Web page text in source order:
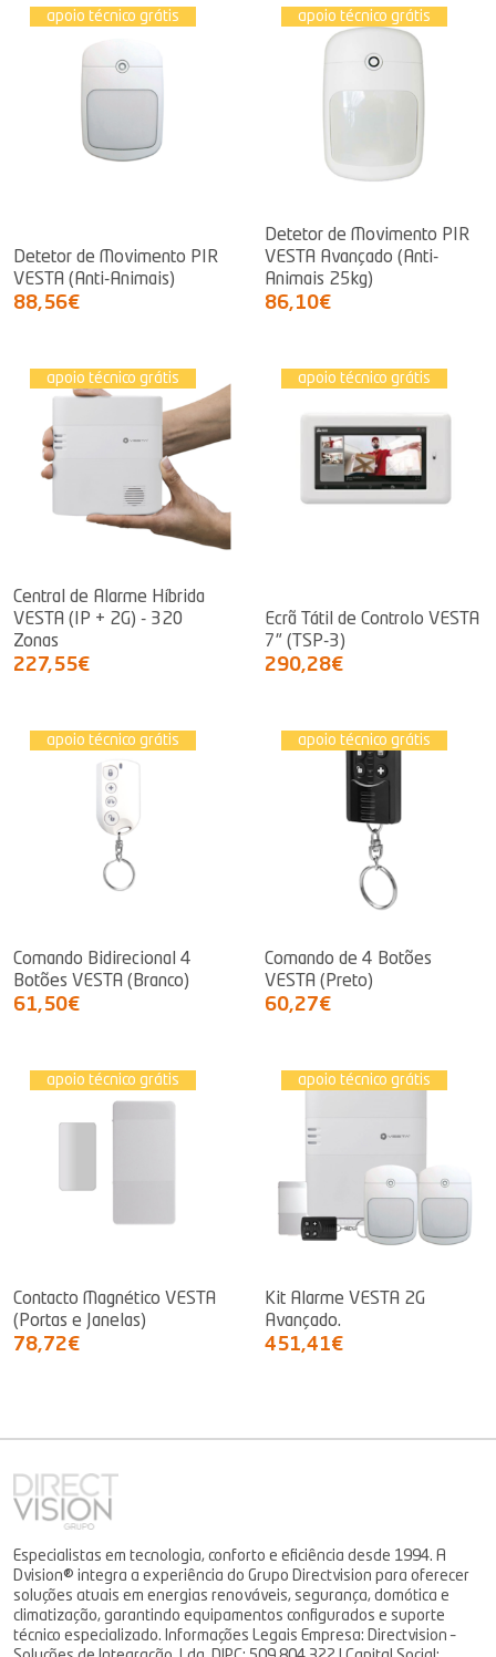
apoio técnico grátis
Detetor de Movimento PIR
VESTA (Anti-Animais)
88,56€
apoio técnico grátis
Detetor de Movimento PIR
VESTA Avançado (Anti-
Animais 25kg)
86,10€
apoio técnico grátis
Central de Alarme Híbrida
VESTA (IP + 2G) - 320
Zonas
227,55€
apoio técnico grátis
Ecrã Tátil de Controlo VESTA
7" (TSP-3)
290,28€
apoio técnico grátis
Comando Bidirecional 4
Botões VESTA (Branco)
61,50€
apoio técnico grátis
Comando de 4 Botões
VESTA (Preto)
60,27€
apoio técnico grátis
Contacto Magnético VESTA
(Portas e Janelas)
78,72€
apoio técnico grátis
Kit Alarme VESTA 2G
Avançado.
451,41€
Especialistas em tecnologia, conforto e eficiência desde 1994. A
Dvision® integra a experiência do Grupo Directvision para oferecer
soluções atuais em energias renováveis, segurança, domótica e
climatização, garantindo equipamentos configurados e suporte
técnico especializado. Informações Legais Empresa: Directvision –